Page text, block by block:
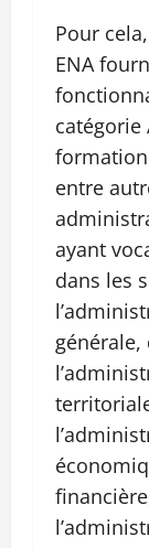
Pour
ENA
catégorie
entre
ayant
dans les
générale,